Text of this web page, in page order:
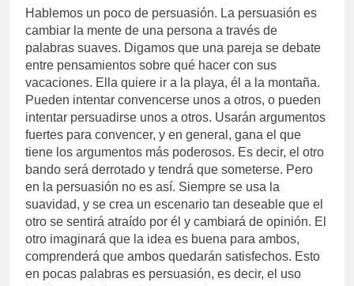
Hablemos un poco de persuasión. La persuasión es
cambiar la mente de una persona a través de
palabras suaves. Digamos que una pareja se debate
entre pensamientos sobre qué hacer con sus
vacaciones. Ella quiere ir a la playa, él a la montaña.
Pueden intentar convencerse unos a otros, o pueden
intentar persuadirse unos a otros. Usarán argumentos
fuertes para convencer, y en general, gana el que
tiene los argumentos más poderosos. Es decir, el otro
bando será derrotado y tendrá que someterse. Pero
en la persuasión no es así. Siempre se usa la
suavidad, y se crea un escenario tan deseable que el
otro se sentirá atraído por él y cambiará de opinión. El
otro imaginará que la idea es buena para ambos,
comprenderá que ambos quedarán satisfechos. Esto
en pocas palabras es persuasión, es decir, el uso